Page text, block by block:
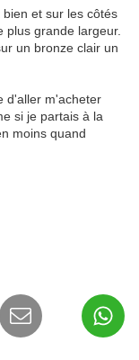
et sur les côtés
plus grande largeur.
un bronze clair un
d'aller m'acheter
si je partais à la
moins quand